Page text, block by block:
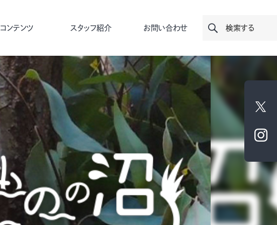
コンテンツ スタッフ紹介 お問い合わせ 検索する